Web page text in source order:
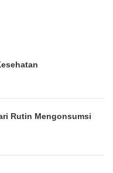
Rutin Mengonsumsi